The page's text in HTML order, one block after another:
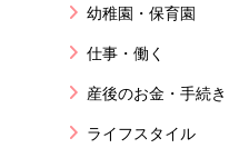
幼稚園・保育園
仕事・働く
産後のお金・手続き
ライフスタイル